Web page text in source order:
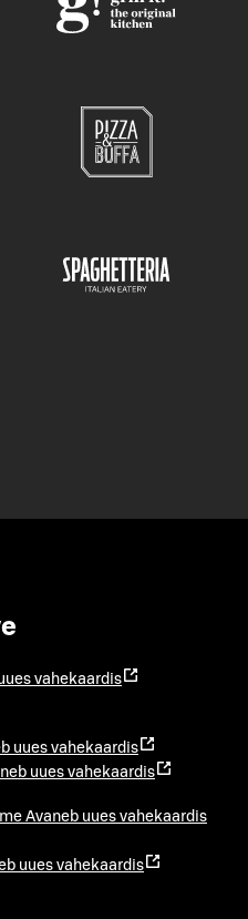
vahekaardis
uues vahekaardis
uues vahekaardis
Avaneb uues vahekaardis
uues vahekaardis